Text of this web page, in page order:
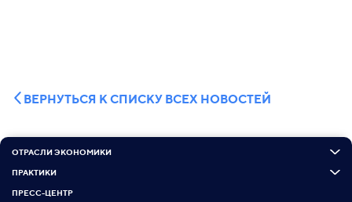
ВЕРНУТЬСЯ К СПИСКУ ВСЕХ НОВОСТЕЙ
ОТРАСЛИ ЭКОНОМИКИ
ПРАКТИКИ
ПРЕСС-ЦЕНТР